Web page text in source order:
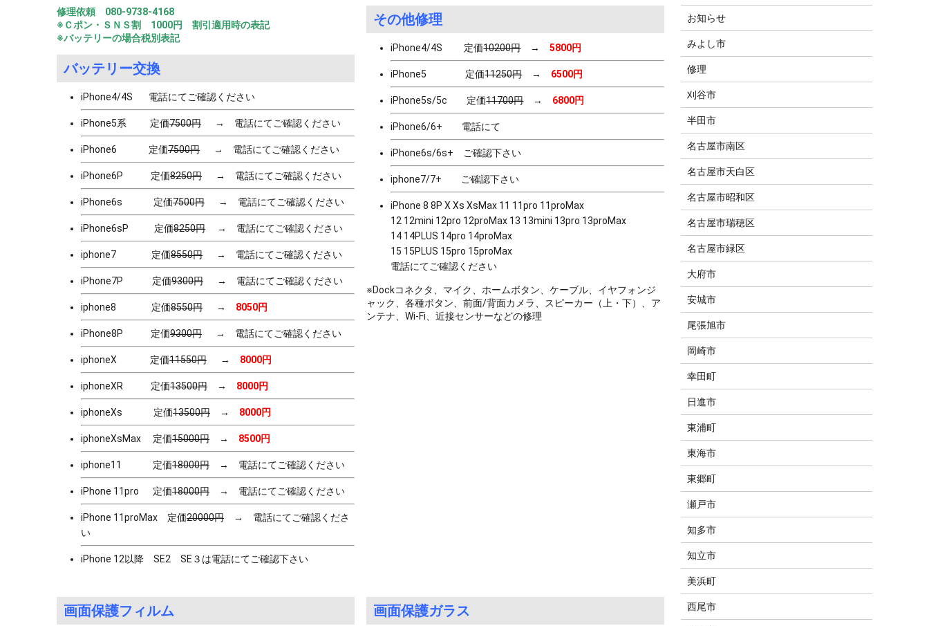
修理依頼 080-9738-4168
※Ｃポン・ＳＮＳ割 1000円 割引適用時の表記
※バッテリーの場合税別表記
バッテリー交換
iPhone4/4S 電話にてご確認ください
iPhone5系 定価7500円 → 電話にてご確認ください
iPhone6 定価7500円 → 電話にてご確認ください
iPhone6P 定価8250円 → 電話にてご確認ください
iPhone6s 定価7500円 → 電話にてご確認ください
iPhone6sP 定価8250円 → 電話にてご確認ください
iphone7 定価8550円 → 電話にてご確認ください
iPhone7P 定価9300円 → 電話にてご確認ください
iphone8 定価8550円 → 8050円
iPhone8P 定価9300円 → 電話にてご確認ください
iphoneX 定価11550円 → 8000円
iphoneXR 定価13500円 → 8000円
iphoneXs 定価13500円 → 8000円
iphoneXsMax 定価15000円 → 8500円
iphone11 定価18000円 → 電話にてご確認ください
iPhone 11pro 定価18000円 → 電話にてご確認ください
iPhone 11proMax 定価20000円 → 電話にてご確認くださ
い
iPhone 12以降 SE2 SE３は電話にてご確認下さい
その他修理
iPhone4/4S 定価10200円→5800円
iPhone5 定価11250円→ 6500円
iPhone5s/5c 定価11700円→ 6800円
iPhone6/6+ 電話にて
iPhone6s/6s+ ご確認下さい
iphone7/7+ ご確認下さい
iPhone 8 8P X Xs XsMax 11 11pro 11proMax
12 12mini 12pro 12proMax 13 13mini 13pro 13proMax
14 14PLUS 14pro 14proMax
15 15PLUS 15pro 15proMax
電話にてご確認ください
※Dockコネクタ、マイク、ホームボタン、ケーブル、イヤフォンジ
ャック、各種ボタン、前面/背面カメラ、スピーカー（上・下）、ア
ンテナ、Wi-Fi、近接センサーなどの修理
画面保護フィルム 画面保護ガラス
お知らせ
みよし市
修理
刈谷市
半田市
名古屋市南区
名古屋市天白区
名古屋市昭和区
名古屋市瑞穂区
名古屋市緑区
大府市
安城市
尾張旭市
岡崎市
幸田町
日進市
東浦町
東海市
東郷町
瀬戸市
知多市
知立市
美浜町
西尾市